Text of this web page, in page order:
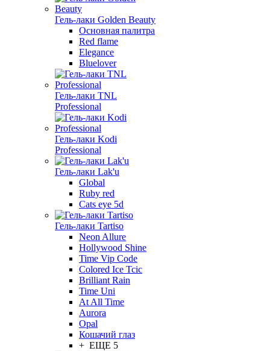
Гель-лаки Golden Beauty
Основная палитра
Red flame
Elegance
Bluelover
Гель-лаки TNL
Professional
Гель-лаки Kodi
Professional
Гель-лаки Lak'u
Global
Ruby red
Cats eye 5d
Гель-лаки Tartiso
Neon Allure
Hollywood Shine
Time Vip Code
Colored Ice Tcic
Brilliant Rain
Time Uni
At All Time
Aurora
Opal
Кошачий глаз
+ ЕЩЕ 5